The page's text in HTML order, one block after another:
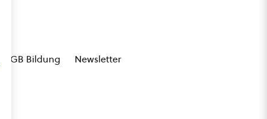
AGB Bildung Newsletter